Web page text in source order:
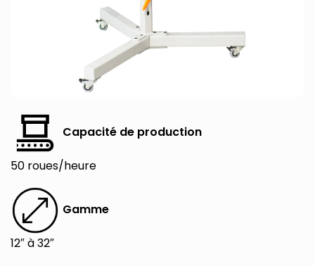
Capacité de production
50 roues/heure
Gamme
12″ à 32″